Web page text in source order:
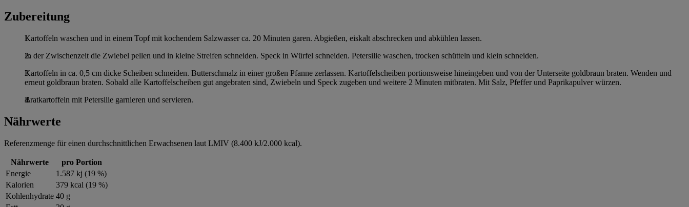
Zubereitung
Kartoffeln waschen und in einem Topf mit kochendem Salzwasser ca. 20 Minuten garen. Abgießen, eiskalt abschrecken und abkühlen lassen.
In der Zwischenzeit die Zwiebel pellen und in kleine Streifen schneiden. Speck in Würfel schneiden. Petersilie waschen, trocken schütteln und klein schneiden.
Kartoffeln in ca. 0,5 cm dicke Scheiben schneiden. Butterschmalz in einer großen Pfanne zerlassen. Kartoffelscheiben portionsweise hineingeben und von der Unterseite goldbraun braten. Wenden und
erneut goldbraun braten. Sobald alle Kartoffelscheiben gut angebraten sind, Zwiebeln und Speck zugeben und weitere 2 Minuten mitbraten. Mit Salz, Pfeffer und Paprikapulver würzen.
Bratkartoffeln mit Petersilie garnieren und servieren.
Nährwerte
Referenzmenge für einen durchschnittlichen Erwachsenen laut LMIV (8.400 kJ/2.000 kcal).
Nährwerte
pro Portion
Energie
1.587 kj (19 %)
Kalorien
379 kcal (19 %)
Kohlenhydrate 40 g